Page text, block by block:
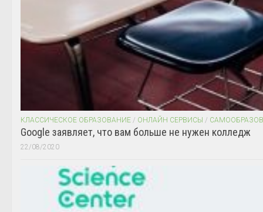
КЛАССИЧЕСКОЕ ОБРАЗОВАНИЕ / ОНЛАЙН СЕРВИСЫ /
Google заявляет, что вам больше не нужен колледж
22/08/2020